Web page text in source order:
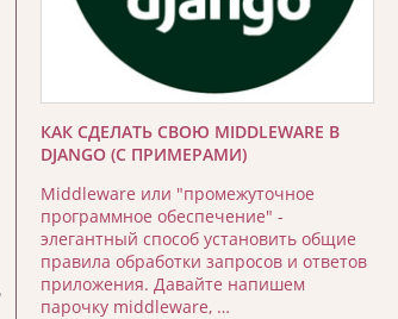
КАК СДЕЛАТЬ СВОЮ MIDDLEWARE В
DJANGO (С ПРИМЕРАМИ)
Middleware или "промежуточное
программное обеспечение" -
элегантный способ установить общие
правила обработки запросов и ответов
приложения. Давайте напишем
парочку middleware, …